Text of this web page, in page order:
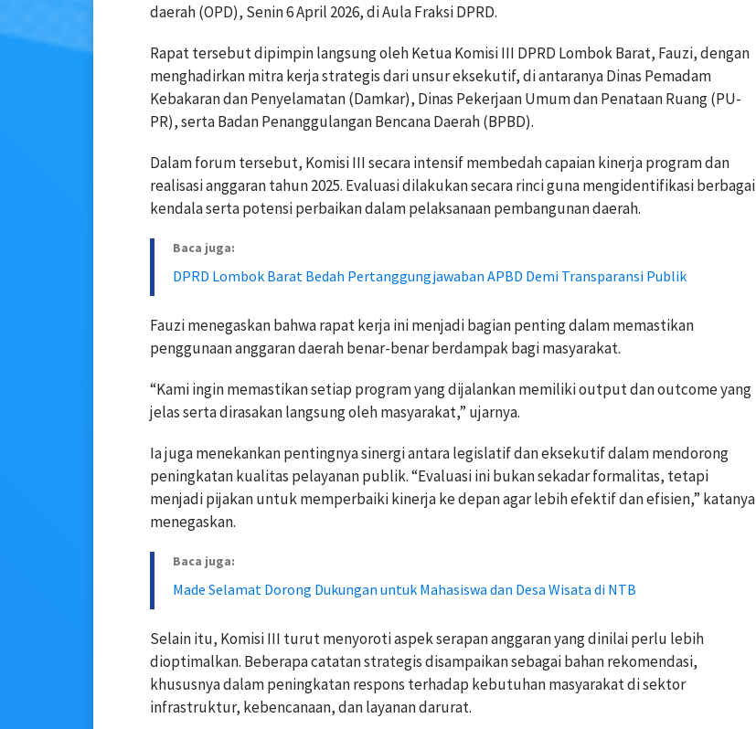
daerah (OPD), Senin 6 April 2026, di Aula Fraksi DPRD.
Rapat tersebut dipimpin langsung oleh Ketua Komisi III DPRD Lombok Barat, Fauzi, dengan
menghadirkan mitra kerja strategis dari unsur eksekutif, di antaranya Dinas Pemadam
Kebakaran dan Penyelamatan (Damkar), Dinas Pekerjaan Umum dan Penataan Ruang (PU-
PR), serta Badan Penanggulangan Bencana Daerah (BPBD).
Dalam forum tersebut, Komisi III secara intensif membedah capaian kinerja program dan
realisasi anggaran tahun 2025. Evaluasi dilakukan secara rinci guna mengidentifikasi berbagai
kendala serta potensi perbaikan dalam pelaksanaan pembangunan daerah.
Baca juga:
DPRD Lombok Barat Bedah Pertanggungjawaban APBD Demi Transparansi Publik
Fauzi menegaskan bahwa rapat kerja ini menjadi bagian penting dalam memastikan
penggunaan anggaran daerah benar-benar berdampak bagi masyarakat.
“Kami ingin memastikan setiap program yang dijalankan memiliki output dan outcome yang
jelas serta dirasakan langsung oleh masyarakat,” ujarnya.
Ia juga menekankan pentingnya sinergi antara legislatif dan eksekutif dalam mendorong
peningkatan kualitas pelayanan publik. “Evaluasi ini bukan sekadar formalitas, tetapi
menjadi pijakan untuk memperbaiki kinerja ke depan agar lebih efektif dan efisien,” katanya
menegaskan.
Baca juga:
Made Selamat Dorong Dukungan untuk Mahasiswa dan Desa Wisata di NTB
Selain itu, Komisi III turut menyoroti aspek serapan anggaran yang dinilai perlu lebih
dioptimalkan. Beberapa catatan strategis disampaikan sebagai bahan rekomendasi,
khususnya dalam peningkatan respons terhadap kebutuhan masyarakat di sektor
infrastruktur, kebencanaan, dan layanan darurat.